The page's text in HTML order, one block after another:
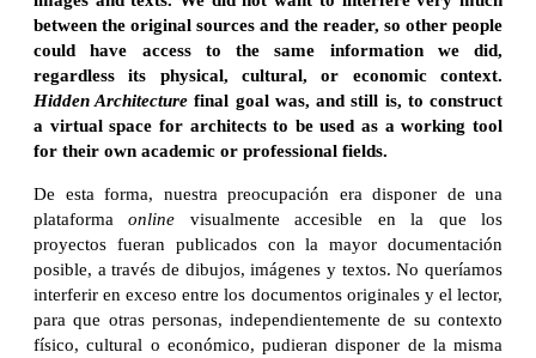
between the original sources and the reader, so other people
could have access to the same information we did,
regardless its physical, cultural, or economic context.
Hidden Architecturefinal goal was, and still is, to construct
a virtual space for architects to be used as a working tool
for their own academic or professional fields.
De esta forma, nuestra preocupación era disponer de una
plataformaonline visualmente accesible en la que los
proyectos fueran publicados con la mayor documentación
posible, a través de dibujos, imágenes y textos. No queríamos
interferir en exceso entre los documentos originales y el lector,
para que otras personas, independientemente de su contexto
físico, cultural o económico, pudieran disponer de la misma